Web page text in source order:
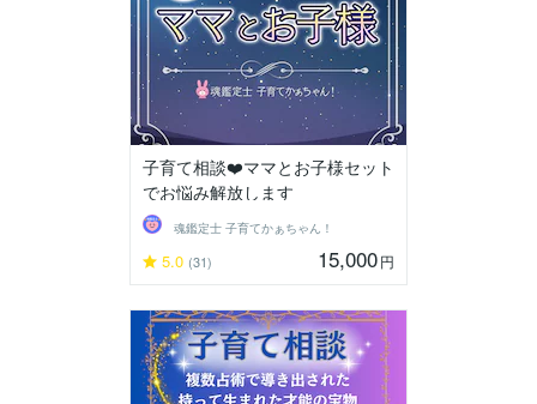
子育て相談❤️ママとお子様セット
でお悩み解放します
魂鑑定士 子育てかぁちゃん！
5.0 (31) 15,000円